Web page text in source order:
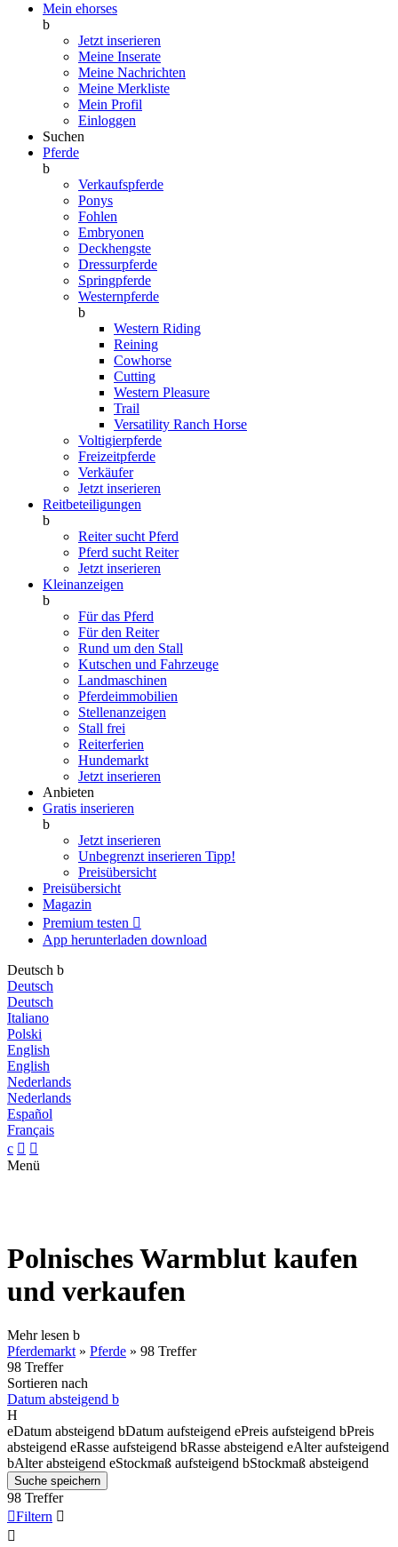
Mein ehorses
b
Jetzt inserieren
Meine Inserate
Meine Nachrichten
Meine Merkliste
Mein Profil
Einloggen
Suchen
Pferde
b
Verkaufspferde
Ponys
Fohlen
Embryonen
Deckhengste
Dressurpferde
Springpferde
Westernpferde
b
Western Riding
Reining
Cowhorse
Cutting
Western Pleasure
Trail
Versatility Ranch Horse
Voltigierpferde
Freizeitpferde
Verkäufer
Jetzt inserieren
Reitbeteiligungen
b
Reiter sucht Pferd
Pferd sucht Reiter
Jetzt inserieren
Kleinanzeigen
b
Für das Pferd
Für den Reiter
Rund um den Stall
Kutschen und Fahrzeuge
Landmaschinen
Pferdeimmobilien
Stellenanzeigen
Stall frei
Reiterferien
Hundemarkt
Jetzt inserieren
Anbieten
Gratis inserieren
b
Jetzt inserieren
Unbegrenzt inserieren Tipp!
Preisübersicht
Preisübersicht
Magazin
Premium testen 
App herunterladen download
Deutsch b
Deutsch
Deutsch
Italiano
Polski
English
English
Nederlands
Nederlands
Español
Français
c  
Menü
Polnisches Warmblut kaufen
und verkaufen
Mehr lesen b
Pferdemarkt » Pferde » 98 Treffer
98 Treffer
Sortieren nach
Datum absteigend b
H
eDatum absteigend bDatum aufsteigend ePreis aufsteigend bPreis
absteigend eRasse aufsteigend bRasse absteigend eAlter aufsteigend
bAlter absteigend eStockmaß aufsteigend bStockmaß absteigend
Suche speichern
98 Treffer
Filtern 
